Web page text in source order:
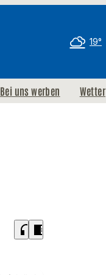
19°
Bei uns werben Wetter
headphones chrome_reader_mode